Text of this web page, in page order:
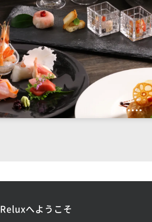
1 2345
Reluxへようこそ